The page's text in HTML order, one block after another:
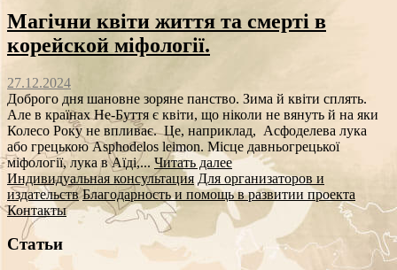
Магічни квіти життя та смерті в
корейской міфології.
27.12.2024
Доброго дня шановне зоряне панство. Зима й квіти сплять.
Але в країнах Не-Буття є квіти, що ніколи не вянуть й на яки
Колесо Року не впливає. Це, наприклад, Асфоделева лука
або грецькою Asphodelos leimon. Місце давньогрецької
міфології, лука в Аїді,... Читать далее
Индивидуальная консультация Для организаторов и
издательств Благодарность и помощь в развитии проекта
Контакты
Статьи